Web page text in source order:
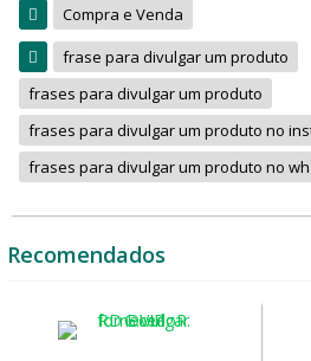
Compra e Venda
frase para divulgar um produto
frases para divulgar um produto
frases para divulgar um produto no
frases para divulgar um produto no
Recomendados